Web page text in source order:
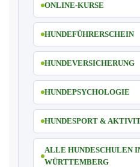
ONLINE-KURSE
HUNDEFÜHRERSCHEIN
HUNDEVERSICHERUNG
HUNDEPSYCHOLOGIE
HUNDESPORT &
ALLE HUNDESCHULEN
WÜRTTEMBERG